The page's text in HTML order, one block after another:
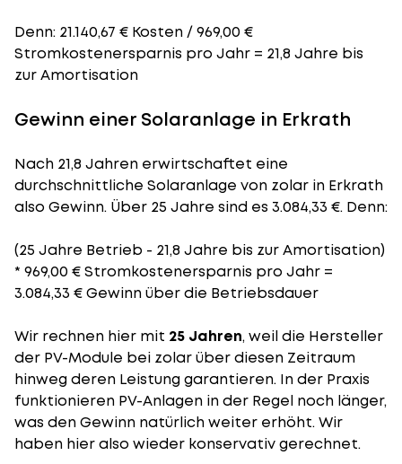
Denn: 21.140,67 € Kosten / 969,00 €
Stromkostenersparnis pro Jahr = 21,8 Jahre bis
zur Amortisation
Gewinn einer Solaranlage in Erkrath
Nach 21,8 Jahren erwirtschaftet eine
durchschnittliche Solaranlage von zolar in Erkrath
also Gewinn. Über 25 Jahre sind es 3.084,33 €. Denn:
(25 Jahre Betrieb - 21,8 Jahre bis zur Amortisation)
* 969,00 € Stromkostenersparnis pro Jahr =
3.084,33 € Gewinn über die Betriebsdauer
Wir rechnen hier mit 25 Jahren, weil die Hersteller
der PV-Module bei zolar über diesen Zeitraum
hinweg deren Leistung garantieren. In der Praxis
funktionieren PV-Anlagen in der Regel noch länger,
was den Gewinn natürlich weiter erhöht. Wir
haben hier also wieder konservativ gerechnet.